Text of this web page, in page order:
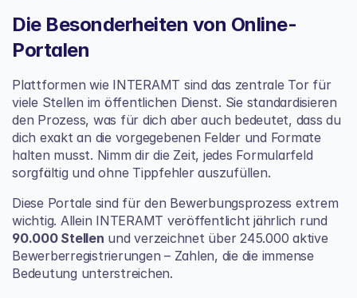
Die Besonderheiten von Online-
Portalen
Plattformen wie INTERAMT sind das zentrale Tor für
viele Stellen im öffentlichen Dienst. Sie standardisieren
den Prozess, was für dich aber auch bedeutet, dass du
dich exakt an die vorgegebenen Felder und Formate
halten musst. Nimm dir die Zeit, jedes Formularfeld
sorgfältig und ohne Tippfehler auszufüllen.
Diese Portale sind für den Bewerbungsprozess extrem
90.000 Stellen und verzeichnet über 245.000 aktive
Bewerberregistrierungen – Zahlen, die die immense
Bedeutung unterstreichen.